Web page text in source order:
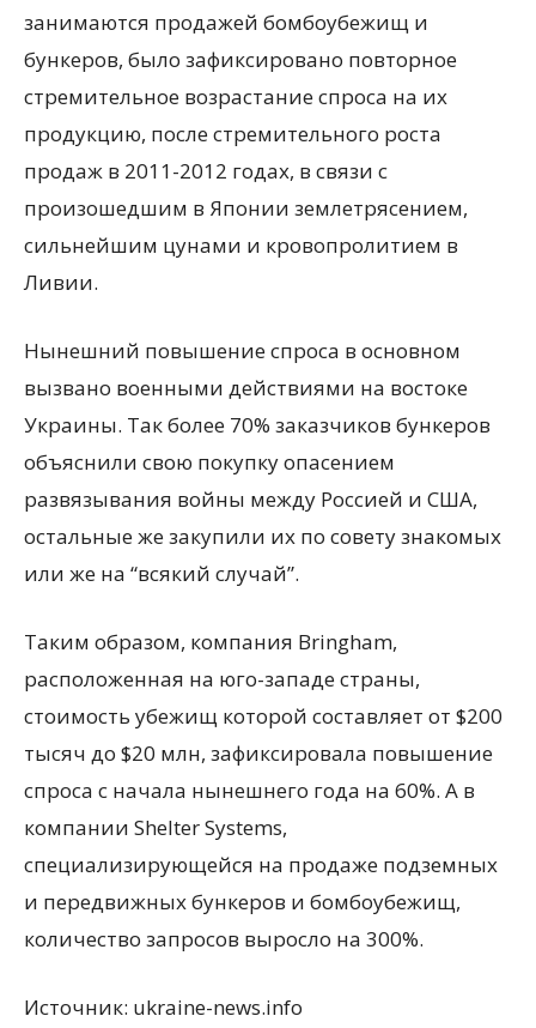
занимаются продажей бомбоубежищ и
бункеров, было зафиксировано повторное
стремительное возрастание спроса на их
продукцию, после стремительного роста
продаж в 2011-2012 годах, в связи с
произошедшим в Японии землетрясением,
сильнейшим цунами и кровопролитием в
Ливии.
Нынешний повышение спроса в основном
вызвано военными действиями на востоке
Украины. Так более 70% заказчиков бункеров
объяснили свою покупку опасением
развязывания войны между Россией и США,
остальные же закупили их по совету знакомых
или же на “всякий случай”.
Таким образом, компания Bringham,
расположенная на юго-западе страны,
стоимость убежищ которой составляет от $200
тысяч до $20 млн, зафиксировала повышение
спроса с начала нынешнего года на 60%. А в
компании Shelter Systems,
специализирующейся на продаже подземных
и передвижных бункеров и бомбоубежищ,
количество запросов выросло на 300%.
Источник: ukraine-news.info